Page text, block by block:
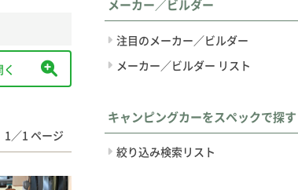
1／1 ページ
メーカー／ビルダー
注目のメーカー／ビルダー
メーカー／ビルダー リスト
キャンピングカーをスペックで探す
絞り込み検索リスト